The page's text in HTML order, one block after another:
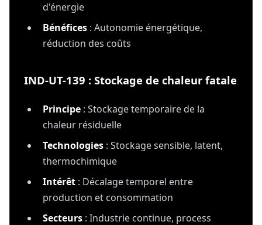
d'énergie
Bénéfices : Autonomie énergétique,
réduction des coûts
IND-UT-139 : Stockage de chaleur fatale
Principe : Stockage temporaire de la
chaleur résiduelle
Technologies : Stockage sensible, latent,
thermochimique
Intérêt : Décalage temporel entre
production et consommation
Secteurs : Industrie continue, process